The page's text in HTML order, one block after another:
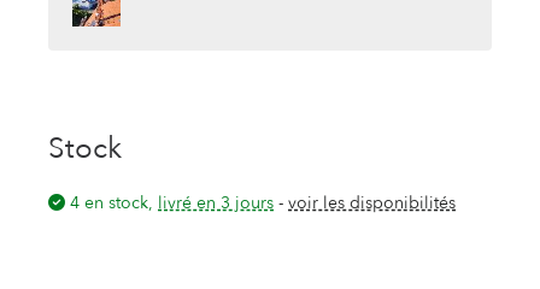
Très bien
compétents
Stock
4 en stock, livré en 3 jours - voir les disponibilités